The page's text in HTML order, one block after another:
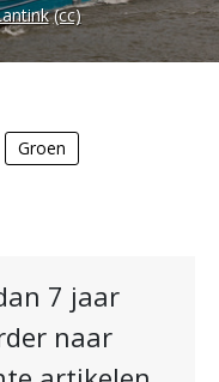
(cc)
Groen
7 jaar
naar